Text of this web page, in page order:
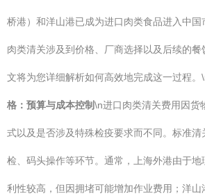
桥港）和洋山港已成为进口肉类食品进入中国
肉类清关涉及到价格、厂商选择以及后续的
文将为您详细解析如何高效地完成这一过程。
格：预算与成本控制\n进口肉类清关费用因货
式以及是否涉及特殊检疫要求而不同。标准清
检、码头操作等环节。通常，上海外港由于
利性较高，但因拥堵可能增加作业费用；洋